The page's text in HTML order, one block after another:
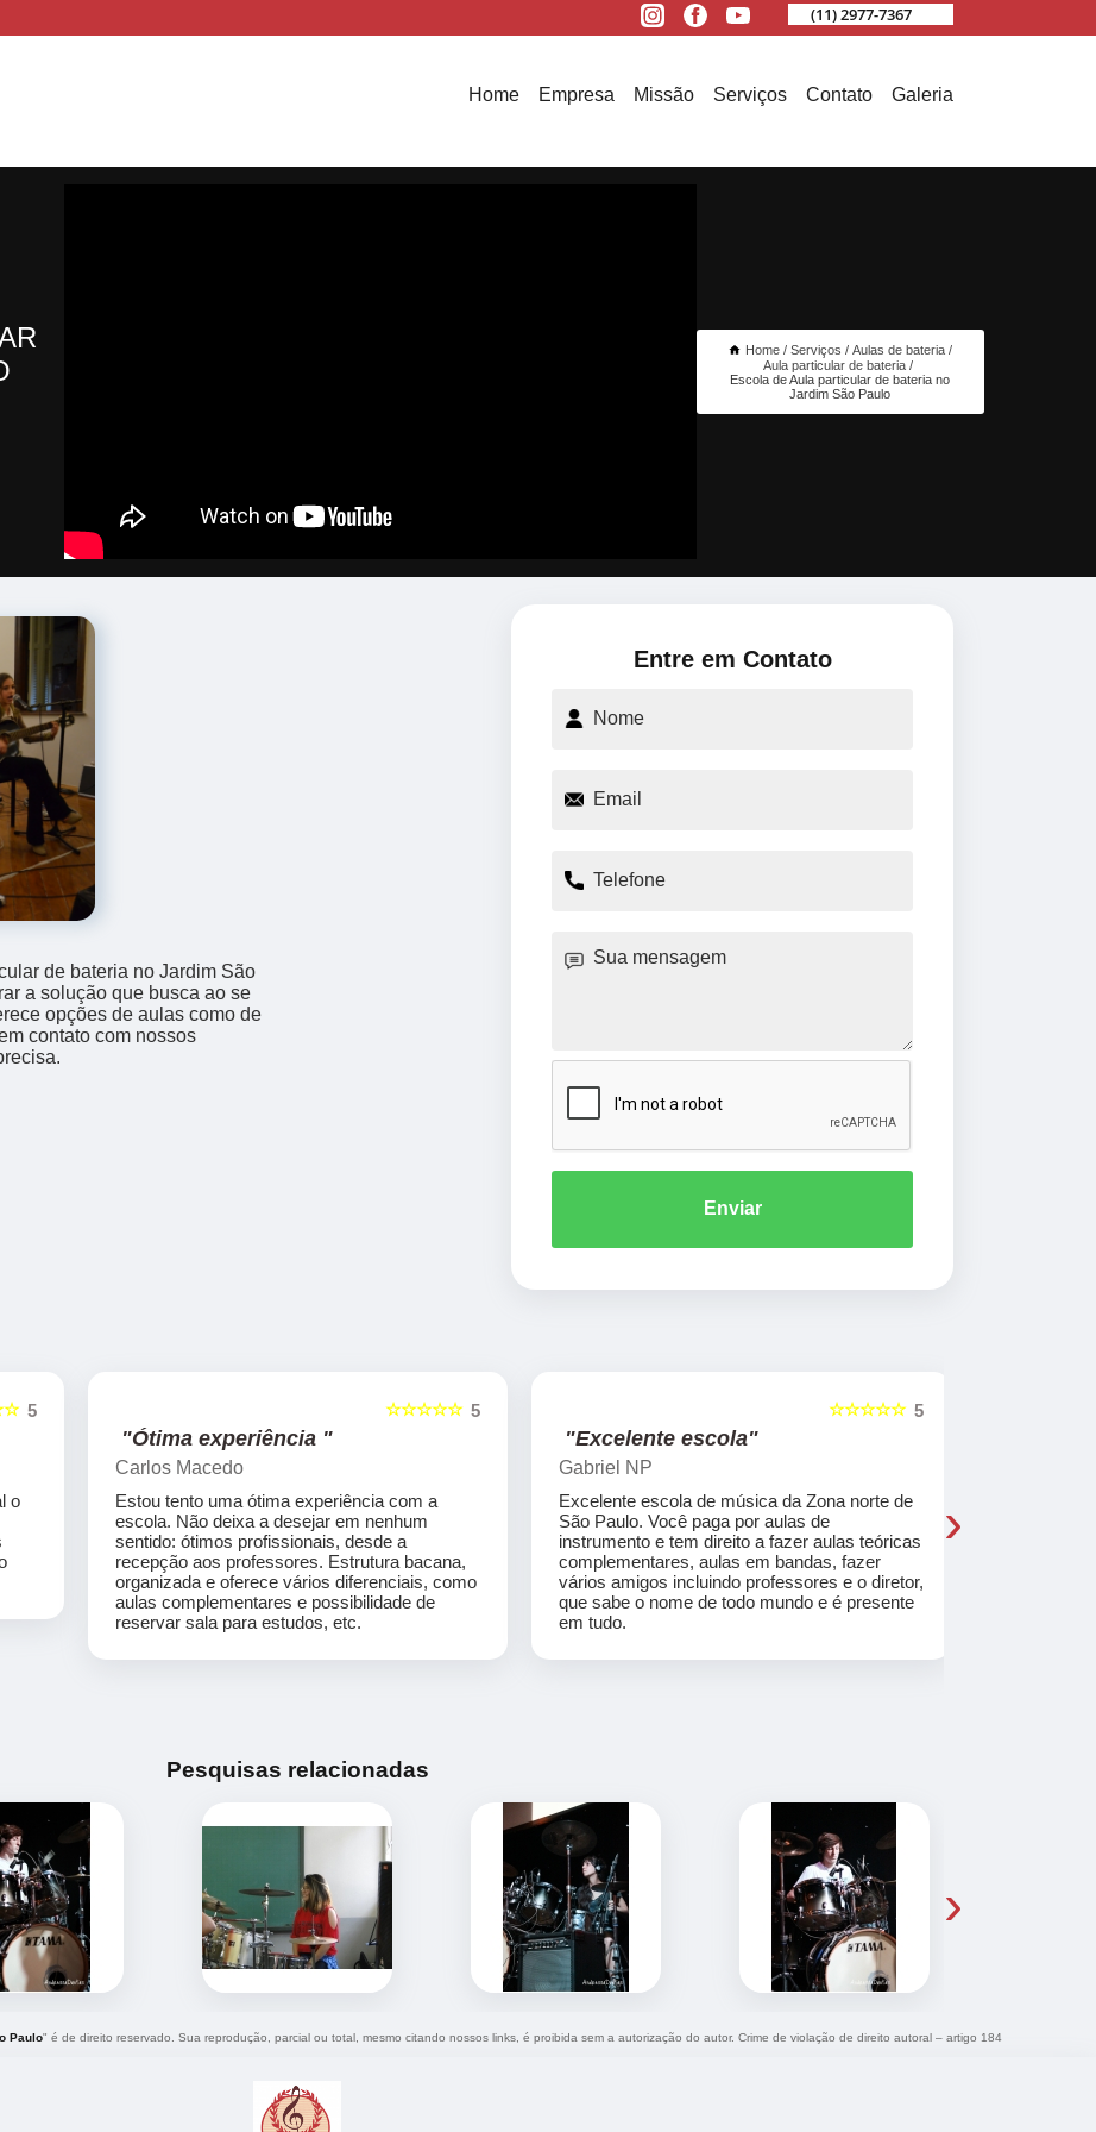
(11) 2977-7367
Home Empresa Missão Serviços Contato Galeria
Home Serviços
Aulas de bateria
Aula particular de bateria
Escola de Aula particular de bateria no
Jardim São Paulo
de bateria no Jardim São
a solução que busca ao se
opções de aulas como de
contato com nossos
Entre em Contato
Enviar
5
o
5
☆☆☆☆☆
"Ótima experiência "
Carlos Macedo
Estou tento uma ótima experiência com a
escola. Não deixa a desejar em nenhum
sentido: ótimos profissionais, desde a
recepção aos professores. Estrutura bacana,
organizada e oferece vários diferenciais, como
aulas complementares e possibilidade de
reservar sala para estudos, etc.
5
☆☆☆☆☆
"Excelente escola"
Gabriel NP
Excelente escola de música da Zona norte de
São Paulo. Você paga por aulas de
instrumento e tem direito a fazer aulas teóricas
complementares, aulas em bandas, fazer
vários amigos incluindo professores e o diretor,
que sabe o nome de todo mundo e é presente
em tudo.
›
Pesquisas relacionadas
›
Paulo" é de direito reservado. Sua reprodução, parcial ou total, mesmo citando nossos links, é proibida sem a autorização do autor. Crime de violação de direito autoral – artigo 184